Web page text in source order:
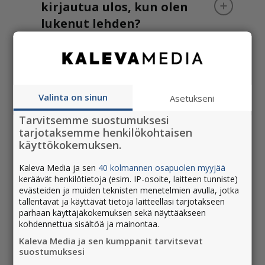
kirjautua ulos, kun olen
lukenut lehden?
selainversiosta?
Miten säädän tekstin
kokoa?
Kuinka tulostan sivun
näköislehdestä?
Valinta on sinun Asetukseni
Tarvitsemme suostumuksesi
tarjotaksemme henkilökohtaisen
käyttökokemuksen.
Kaleva Media ja sen 40 kolmannen osapuolen myyjää
keräävät henkilötietoja (esim. IP-osoite, laitteen tunniste)
evästeiden ja muiden teknisten menetelmien avulla, jotka
tallentavat ja käyttävät tietoja laitteellasi tarjotakseen
parhaan käyttäjäkokemuksen sekä näyttääkseen
kohdennettua sisältöä ja mainontaa.
Kaleva Media ja sen kumppanit tarvitsevat
suostumuksesi